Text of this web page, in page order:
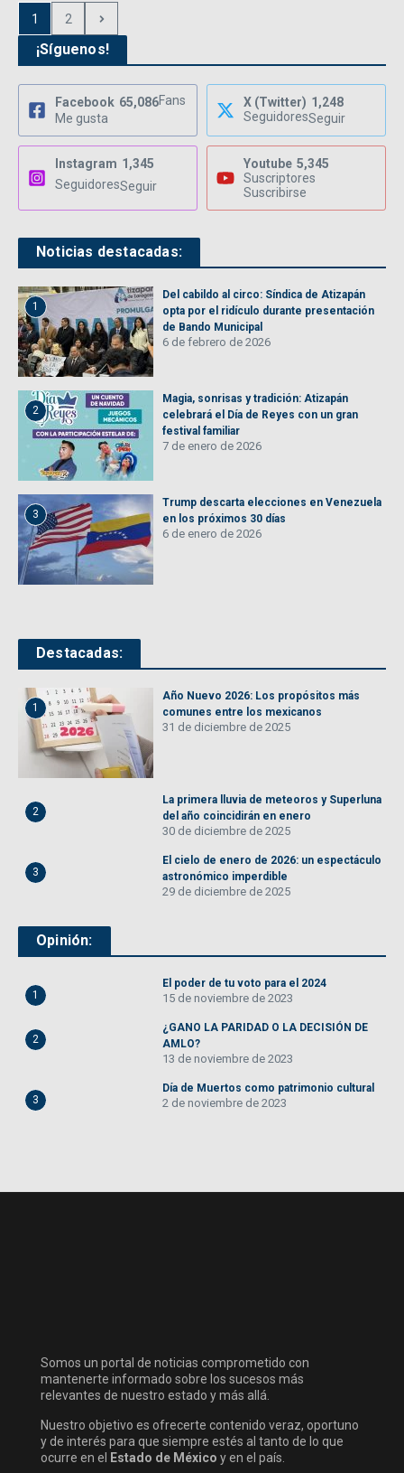
1 2
¡Síguenos!
Facebook 65,086Fans
Me gusta
X (Twitter) 1,248
SeguidoresSeguir
Instagram 1,345
SeguidoresSeguir
Youtube 5,345
Suscriptores
Suscribirse
Noticias destacadas:
1
Del cabildo al circo: Síndica de Atizapán
opta por el ridículo durante presentación
de Bando Municipal
6 de febrero de 2026
2
Magia, sonrisas y tradición: Atizapán
celebrará el Día de Reyes con un gran
festival familiar
7 de enero de 2026
3
Trump descarta elecciones en Venezuela
en los próximos 30 días
6 de enero de 2026
Destacadas:
1
Año Nuevo 2026: Los propósitos más
comunes entre los mexicanos
31 de diciembre de 2025
2
La primera lluvia de meteoros y Superluna
del año coincidirán en enero
30 de diciembre de 2025
3
El cielo de enero de 2026: un espectáculo
astronómico imperdible
29 de diciembre de 2025
Opinión:
1
El poder de tu voto para el 2024
15 de noviembre de 2023
2
¿GANO LA PARIDAD O LA DECISIÓN DE
AMLO?
13 de noviembre de 2023
3
Día de Muertos como patrimonio cultural
2 de noviembre de 2023
Somos un portal de noticias comprometido con
mantenerte informado sobre los sucesos más
relevantes de nuestro estado y más allá.
Nuestro objetivo es ofrecerte contenido veraz, oportuno
y de interés para que siempre estés al tanto de lo que
ocurre en el
Estado de México y en el país.